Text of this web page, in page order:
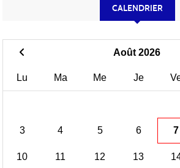
CALENDRIER
Août 2026
Lu Ma Me Je
3 4 5 6 7
10 11 12 13